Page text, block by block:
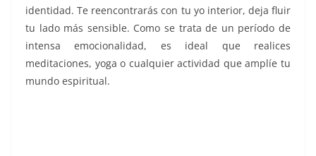
identidad. Te reencontrarás con tu yo interior, deja fluir
tu lado más sensible. Como se trata de un período de
intensa emocionalidad, es ideal que realices
meditaciones, yoga o cualquier actividad que amplíe tu
mundo espiritual.